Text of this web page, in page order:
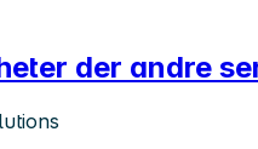
der andre